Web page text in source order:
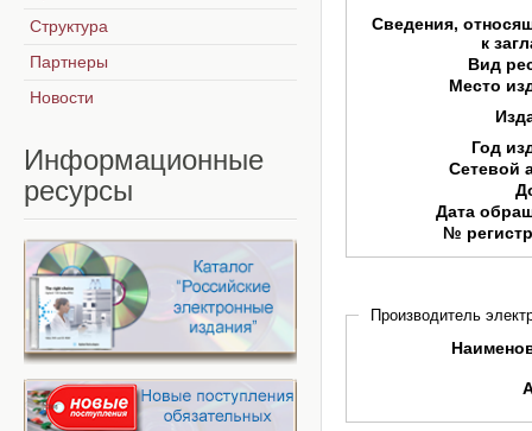
Сведения,
к
Вид
Место
Год
Сетевой
Дата
№
Производитель
Структура
Партнеры
Новости
Информационные
ресурсы